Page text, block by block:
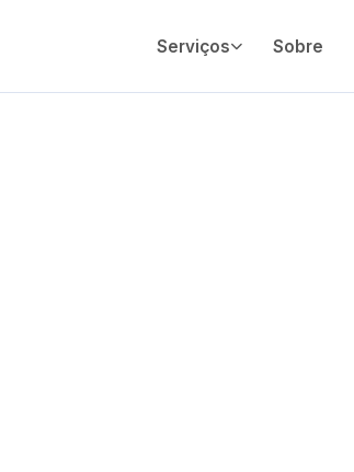
Serviços Sobre